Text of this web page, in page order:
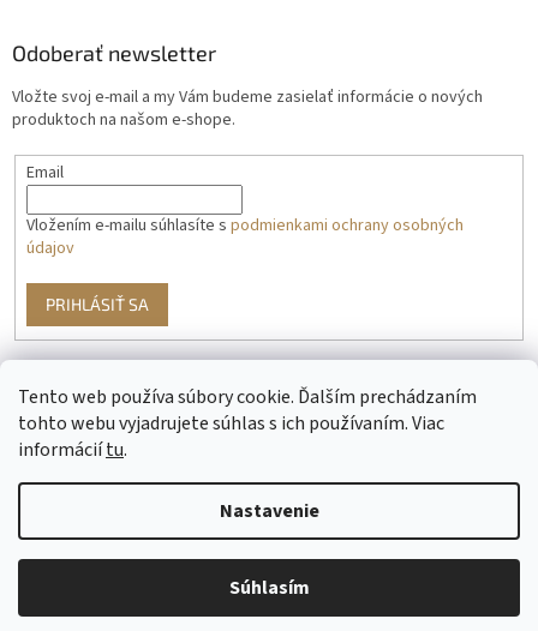
Tento web používa súbory cookie. Ďalším prechádzaním
tohto webu vyjadrujete súhlas s ich používaním. Viac
informáciítu.
Nastavenie
Súhlasím
Odoberať newsletter
Vložte svoj e-mail a my Vám budeme zasielať informácie o nových
produktoch na našom e-shope.
Email
Vložením e-mailu súhlasíte s podmienkami ochrany osobných
údajov
PRIHLÁSIŤ SA
g
Vytvoril Shoptet
HIPPOGRIFF.sk. Všetky práva vyhradené.